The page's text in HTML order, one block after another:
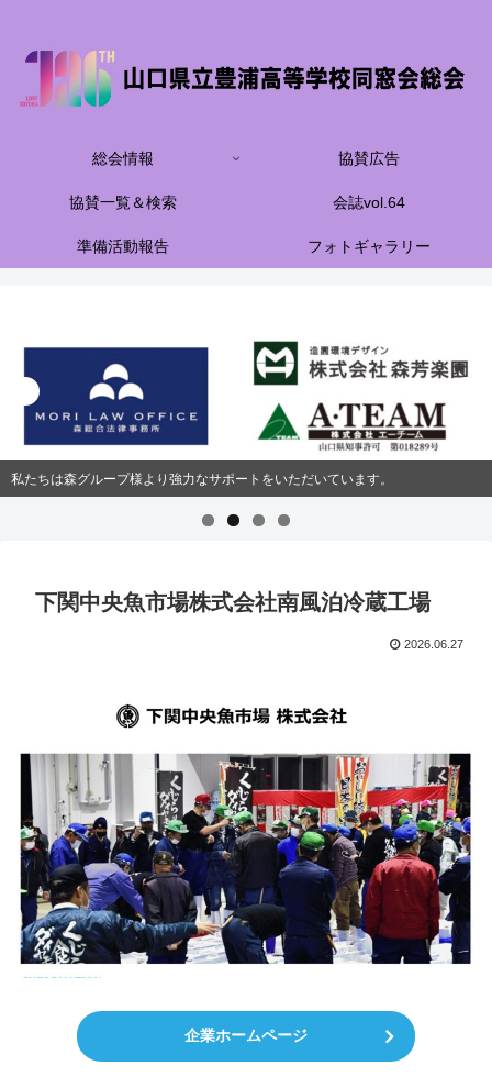
総会情報 協賛広告
協賛一覧＆検索 会誌vol.64
準備活動報告 フォトギャラリー
私たちは森グループ様より強力なサポートをいただいています。
下関中央魚市場株式会社南風泊冷蔵工場
2026.06.27
企業ホームページ